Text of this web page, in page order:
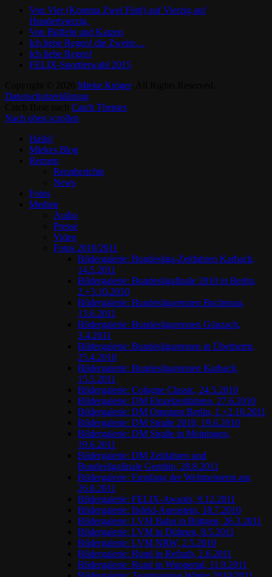
Von Vier (Komma Zwei Fünf) auf Vierzig auf
Hundertvierzig.
Von Büffeln und Katzen
Ich liebe Regen! die Zweite…
Ich liebe Regen!
FELIX-Sportlerwahl 2015
Mieke Kröger. All Rights Reserved.
Datenschutzerklärung
Catch Themes
Nach oben scrollen
Hallo!
Miekes Blog
Rennen
Rennberichte
News
Fotos
Medien
Audio
Presse
Video
Fotos 2010/2011
Bildergalerie: Bundesliga-Zeitfahren Karbach,
14.5.2011
Bildergalerie: Bundesligafinale 2010 in Berlin,
2.+3.10.2010
Bildergalerie: Bundesligarennen Buchenau,
13.6.2011
Bildergalerie: Bundesligarennen Günzach,
3.4.2011
Bildergalerie: Bundesligarennen in Überherrn,
25.4.2010
Bildergalerie: Bundesligarennen Karbach,
15.5.2011
Bildergalerie: Cologne Classic, 24.5.2010
Bildergalerie: DM Einzelzeitfahren, 27.6.2010
Bildergalerie: DM Omnium Berlin, 1.+2.10.2011
Bildergalerie: DM Straße 2010, 19.6.2010
Bildergalerie: DM Straße in Meiningen,
19.6.2011
Bildergalerie: DM Zeitfahren und
Bundesligafinale Genthin, 28.8.2011
Bildergalerie: Empfang der Weltmeisterin am
26.8.2011
Bildergalerie: FELIX-Awards, 9.12.2011
Bildergalerie: Ilsfeld-Auenstein, 18.7.2010
Bildergalerie: LVM Bahn in Büttgen, 26.3.2011
Bildergalerie: LVM in Dülmen, 8.5.2011
Bildergalerie: LVM NRW, 2.5.2010
Bildergalerie: Rund in Refrath, 2.6.2011
Bildergalerie: Rund in Wuppertal, 11.9.2011